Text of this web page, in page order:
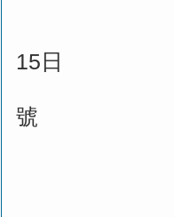
15日
號